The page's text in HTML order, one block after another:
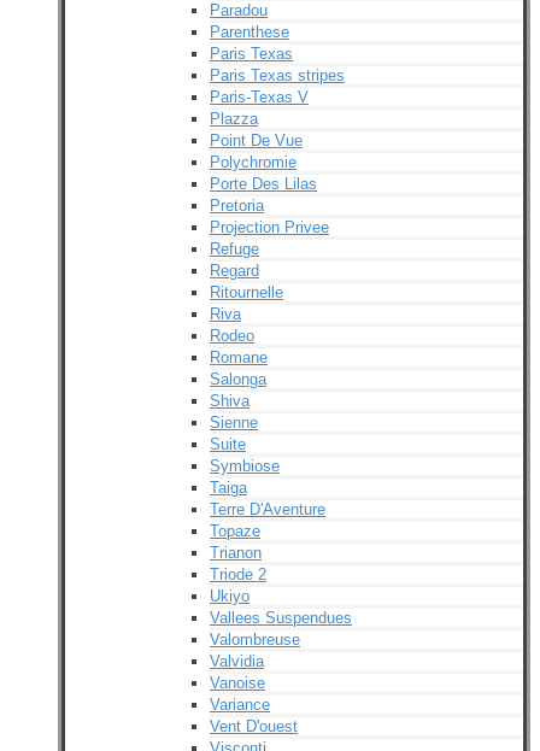
Paradou
Parenthese
Paris Texas
Paris Texas stripes
Paris-Texas V
Plazza
Point De Vue
Polychromie
Porte Des Lilas
Pretoria
Projection Privee
Refuge
Regard
Ritournelle
Riva
Rodeo
Romane
Salonga
Shiva
Sienne
Suite
Symbiose
Taiga
Terre D'Aventure
Topaze
Trianon
Triode 2
Ukiyo
Vallees Suspendues
Valombreuse
Valvidia
Vanoise
Variance
Vent D'ouest